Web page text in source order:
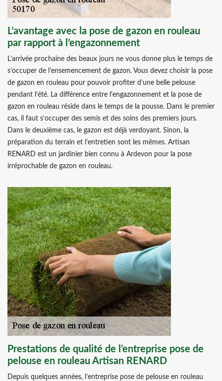
L’avantage avec la pose de gazon en rouleau
par rapport à l’engazonnement
L’arrivée prochaine des beaux jours ne vous donne plus le temps de
s’occuper de l’ensemencement de gazon. Vous devez choisir la pose
de gazon en rouleau pour pouvoir profiter d’une belle pelouse
pendant l’été. La différence entre l’engazonnement et la pose de
gazon en rouleau réside dans le temps de la pousse. Dans le premier
cas, il faut s’occuper des semis et des soins des premiers jours.
Dans le deuxième cas, le gazon est déjà verdoyant. Sinon, la
préparation du terrain et l’entretien sont les mêmes. Artisan
RENARD est un jardinier bien connu à Ardevon pour la pose
irréprochable de gazon en rouleau.
Prestations de qualité de l’entreprise pose de
pelouse en rouleau Artisan RENARD
Depuis quelques années, l’entreprise pose de pelouse en rouleau